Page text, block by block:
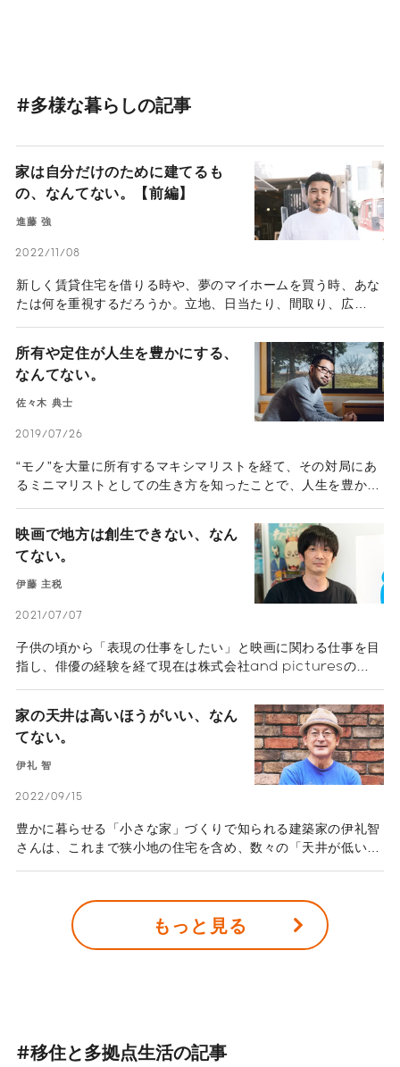
#多様な暮らしの記事
家は自分だけのために建てるも
の、なんてない。【前編】
進藤 強
2022/11/08
新しく賃貸住宅を借りる時や、夢のマイホームを買う時、あな
たは何を重視するだろうか。立地、日当たり、間取り、広
うか？建築家の進藤強さんは、遊び心あふれる設計で海外から
も注目を浴びている。だが、そのデザインは決して芸術性だけ
を重視したものではなく、住む人のことを考え抜き、「エンド
ユーザーファースト」の理念のもと設計されているという。彼
所有や定住が人生を豊かにする、
なんてない。
佐々木 典士
2019/07/26
“モノ”を大量に所有するマキシマリストを経て、その対局にあ
るミニマリストとしての生き方を知ったことで、人生を豊かに
地に身を移し、ミニマリストとしての人生そのものも更新し続
けている佐々木典士さんだ。今回のインタビューでは、彼自身
の生き方そのものを変えることになったきっかけやその背景な
どを掘り下げた。
映画で地方は創生できない、なん
てない。
伊藤 主税
2021/07/07
子供の頃から「表現の仕事をしたい」と映画に関わる仕事を目
指し、俳優の経験を経て現在は株式会社and picturesの
向けワークショップ、プラットフォーム開発で映画産業の発展
を目指している伊藤主税さん。愛知県蒲郡市の全面協力を受け
て製作した映画『ゾッキ』、その撮影の裏側をドキュメンタリ
ーにした映画『裏ゾッキ』の製作を通じて、感じた「映画」に
よる「地域創生」の可能性について伺った。
家の天井は高いほうがいい、なん
てない。
伊礼 智
2022/09/15
豊かに暮らせる「小さな家」づくりで知られる建築家の伊礼智
さんは、これまで狭小地の住宅を含め、数々の「天井が低い
住宅情報誌などでは、明るく開放的な住まいとして天井の高さ
をアピールすることが少なくない。 一方、伊礼さんが設計す
る多くの住宅の天井高は2100～2200ミリメートル。これは、
もっと見る
#移住と多拠点生活の記事